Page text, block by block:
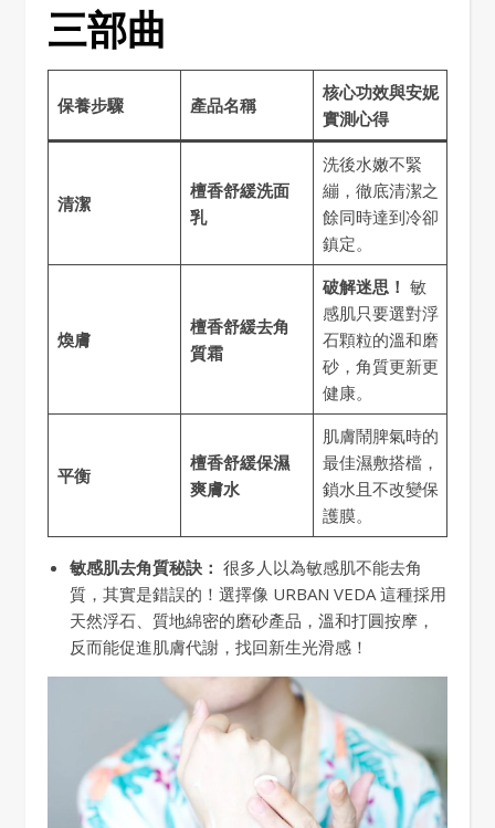
三部曲
保養步驟 產品名稱
核心功效與安妮
實測心得
清潔
檀香舒緩洗面
乳
洗後水嫩不緊
繃，徹底清潔之
餘同時達到冷卻
鎮定。
煥膚
檀香舒緩去角
質霜
破解迷思！ 敏
感肌只要選對浮
石顆粒的溫和磨
砂，角質更新更
健康。
平衡
檀香舒緩保濕
爽膚水
肌膚鬧脾氣時的
最佳濕敷搭檔，
鎖水且不改變保
護膜。
敏感肌去角質秘訣： 很多人以為敏感肌不能去角
質，其實是錯誤的！選擇像 URBAN VEDA 這種採用
天然浮石、質地綿密的磨砂產品，溫和打圓按摩，
反而能促進肌膚代謝，找回新生光滑感！